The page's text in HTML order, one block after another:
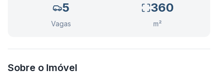
5
Vagas
360
m²
Sobre o Imóvel